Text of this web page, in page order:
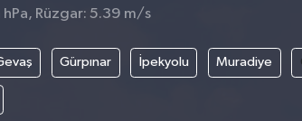
hPa, Rüzgar: 5.39 m/s
Gürpınar İpekyolu Muradiye